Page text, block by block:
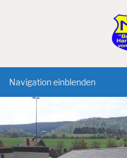
Navigation einblenden